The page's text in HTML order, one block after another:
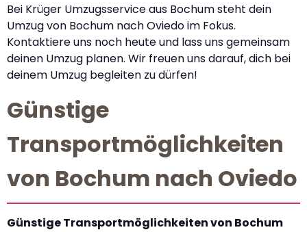
Bei Krüger Umzugsservice aus Bochum steht dein
Umzug von Bochum nach Oviedo im Fokus.
Kontaktiere uns noch heute und lass uns gemeinsam
deinen Umzug planen. Wir freuen uns darauf, dich bei
deinem Umzug begleiten zu dürfen!
Günstige
Transportmöglichkeiten
von Bochum nach Oviedo
Günstige Transportmöglichkeiten von Bochum